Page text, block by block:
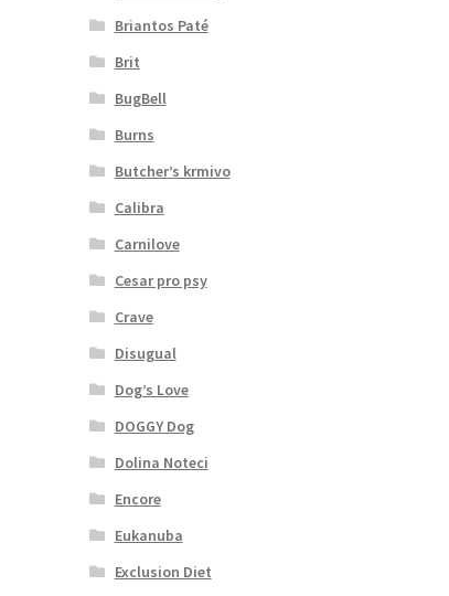
Briantos Paté
Brit
BugBell
Burns
Butcher’s krmivo
Calibra
Carnilove
Cesar pro psy
Crave
Disugual
Dog’s Love
DOGGY Dog
Dolina Noteci
Encore
Eukanuba
Exclusion Diet